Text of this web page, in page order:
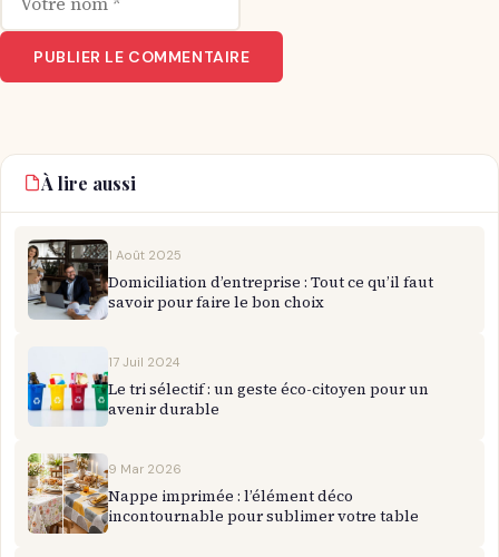
À lire aussi
1 Août 2025
Domiciliation d’entreprise : Tout ce qu’il faut
savoir pour faire le bon choix
17 Juil 2024
Le tri sélectif : un geste éco-citoyen pour un
avenir durable
9 Mar 2026
Nappe imprimée : l’élément déco
incontournable pour sublimer votre table